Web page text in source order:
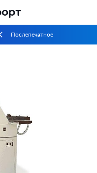
Послепечатное